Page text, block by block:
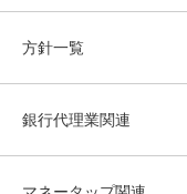
方針一覧
銀行代理業関連